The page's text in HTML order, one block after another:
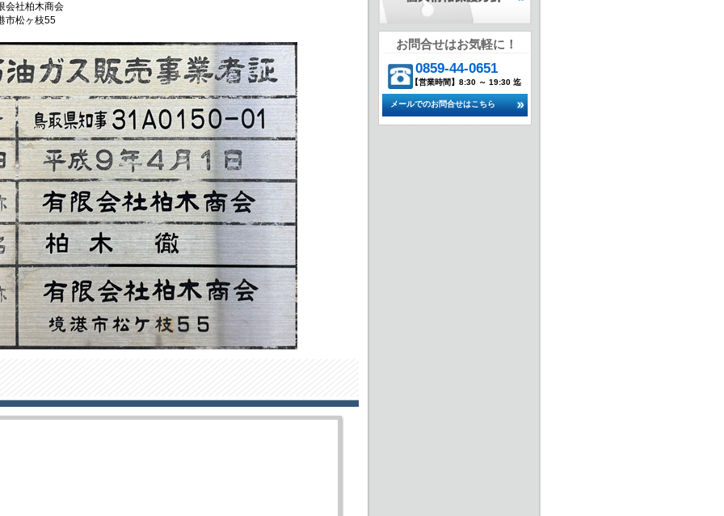
会社柏木商会
市松ヶ枝55
お問合せはお気軽に！
0859-44-0651
【営業時間】8:30 ～ 19:30 迄
メールでのお問合せはこちら